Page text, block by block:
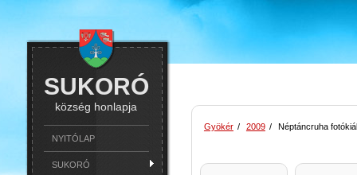
SUKORÓ
község honlapja
NYITÓLAP
SUKORÓ
Gyökér / 2009 / Néptáncruha